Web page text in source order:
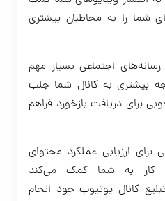
شما را به مخاطبان بیشتری
اجتماعی بسیار مهم
بیشتری به کانال شما جلب
برای دریافت بازخورد فراهم
برای ارزیابی عملکرد محتوای
کار به شما کمک می‌کند
کانال یوتیوب خود انجام